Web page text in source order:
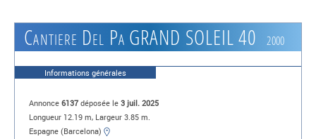
Cantiere Del Pa GRAND SOLEIL 40 2000
Informations générales
Annonce 6137déposée le 3 juil. 2025
Longueur 12.19 m, Largeur 3.85 m.
Espagne (Barcelona)